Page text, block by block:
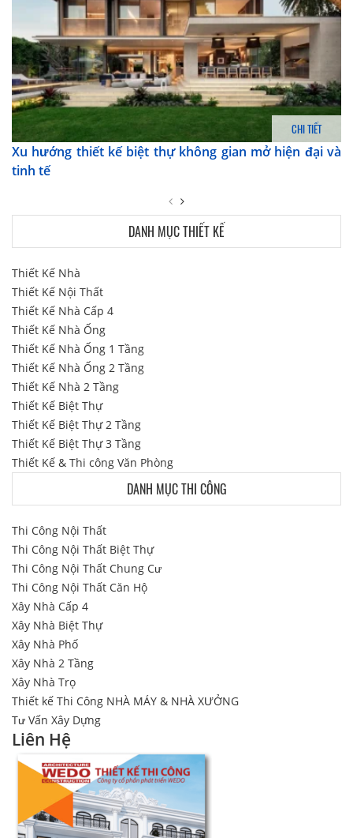
CHI TIẾT
Xu hướng thiết kế biệt thự không gian mở hiện đại và
tinh tế
DANH MỤC THIẾT KẾ
Thiết Kế Nhà
Thiết Kế Nội Thất
Thiết Kế Nhà Cấp 4
Thiết Kế Nhà Ống
Thiết Kế Nhà Ống 1 Tầng
Thiết Kế Nhà Ống 2 Tầng
Thiết Kế Nhà 2 Tầng
Thiết Kế Biệt Thự
Thiết Kế Biệt Thự 2 Tầng
Thiết Kế Biệt Thự 3 Tầng
Thiết Kế & Thi công Văn Phòng
DANH MỤC THI CÔNG
Thi Công Nội Thất
Thi Công Nội Thất Biệt Thự
Thi Công Nội Thất Chung Cư
Thi Công Nội Thất Căn Hộ
Xây Nhà Cấp 4
Xây Nhà Biệt Thự
Xây Nhà Phố
Xây Nhà 2 Tầng
Xây Nhà Trọ
Thiết kế Thi Công NHÀ MÁY & NHÀ XƯỞNG
Tư Vấn Xây Dựng
Liên Hệ